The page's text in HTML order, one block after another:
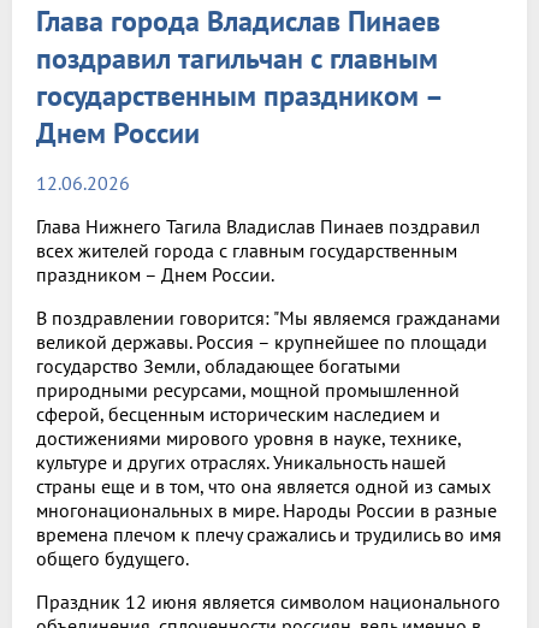
Глава города Владислав Пинаев
поздравил тагильчан с главным
государственным праздником –
Днем России
12.06.2026
Глава Нижнего Тагила Владислав Пинаев поздравил
всех жителей города с главным государственным
праздником – Днем России.
В поздравлении говорится: "Мы являемся гражданами
великой державы. Россия – крупнейшее по площади
государство Земли, обладающее богатыми
природными ресурсами, мощной промышленной
сферой, бесценным историческим наследием и
достижениями мирового уровня в науке, технике,
культуре и других отраслях. Уникальность нашей
страны еще и в том, что она является одной из самых
многонациональных в мире. Народы России в разные
времена плечом к плечу сражались и трудились во имя
общего будущего.
Праздник 12 июня является символом национального